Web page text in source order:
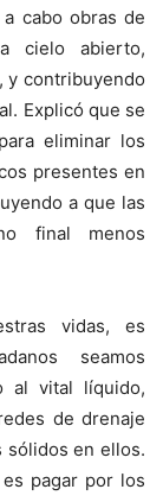
cabo obras de
cielo abierto,
y contribuyendo
Explicó que se
eliminar los
presentes en
a que las
final menos
vidas, es
seamos
al vital líquido,
de drenaje
sólidos en ellos.
pagar por los